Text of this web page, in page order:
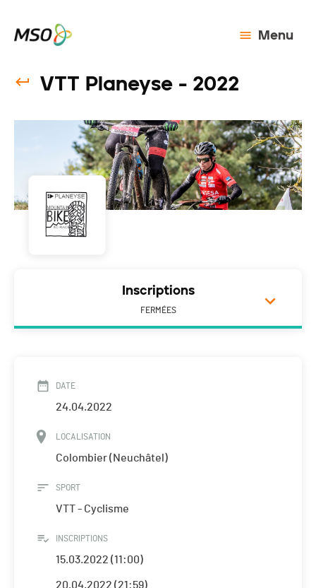
Menu
VTT Planeyse - 2022
Inscriptions
FERMÉES
DATE
24.04.2022
LOCALISATION
Colombier (Neuchâtel)
SPORT
VTT - Cyclisme
INSCRIPTIONS
15.03.2022 (11:00)
20.04.2022 (21:59)